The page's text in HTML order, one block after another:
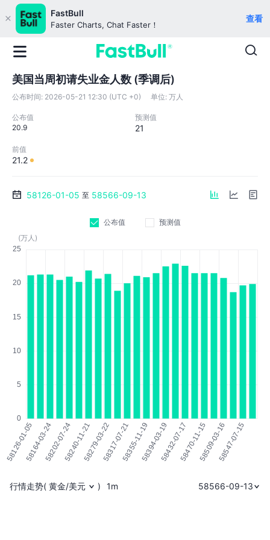
FastBull
Faster Charts, Chat Faster！
查看
美国当周初请失业金人数 (季调后)
公布时间: 2026-05-21 12:30 (UTC +0) 单位: 万人
公布值
20.9
预测值
21
前值
21.2
58126-01-05 至 58566-09-13
公布值
预测值
(万人)
行情走势( 黄金/美元 ) 1m 58566-09-13